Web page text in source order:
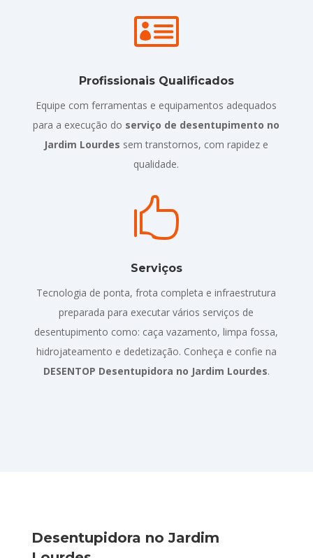

Profissionais Qualificados
Equipe com ferramentas e equipamentos adequados
para a execução do serviço de desentupimento no
Jardim Lourdes sem transtornos, com rapidez e
qualidade.

Serviços
Tecnologia de ponta, frota completa e infraestrutura
preparada para executar vários serviços de
desentupimento como: caça vazamento, limpa fossa,
hidrojateamento e dedetização. Conheça e confie na
DESENTOP Desentupidora no Jardim Lourdes.
Desentupidora no Jardim